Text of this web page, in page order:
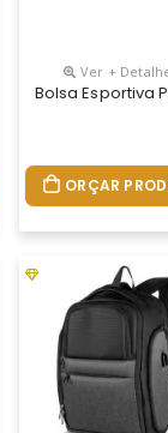
Ver +
Bolsa Esportiva
ORÇAR